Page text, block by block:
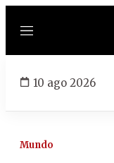
Menú
10 ago 2026
Mundo